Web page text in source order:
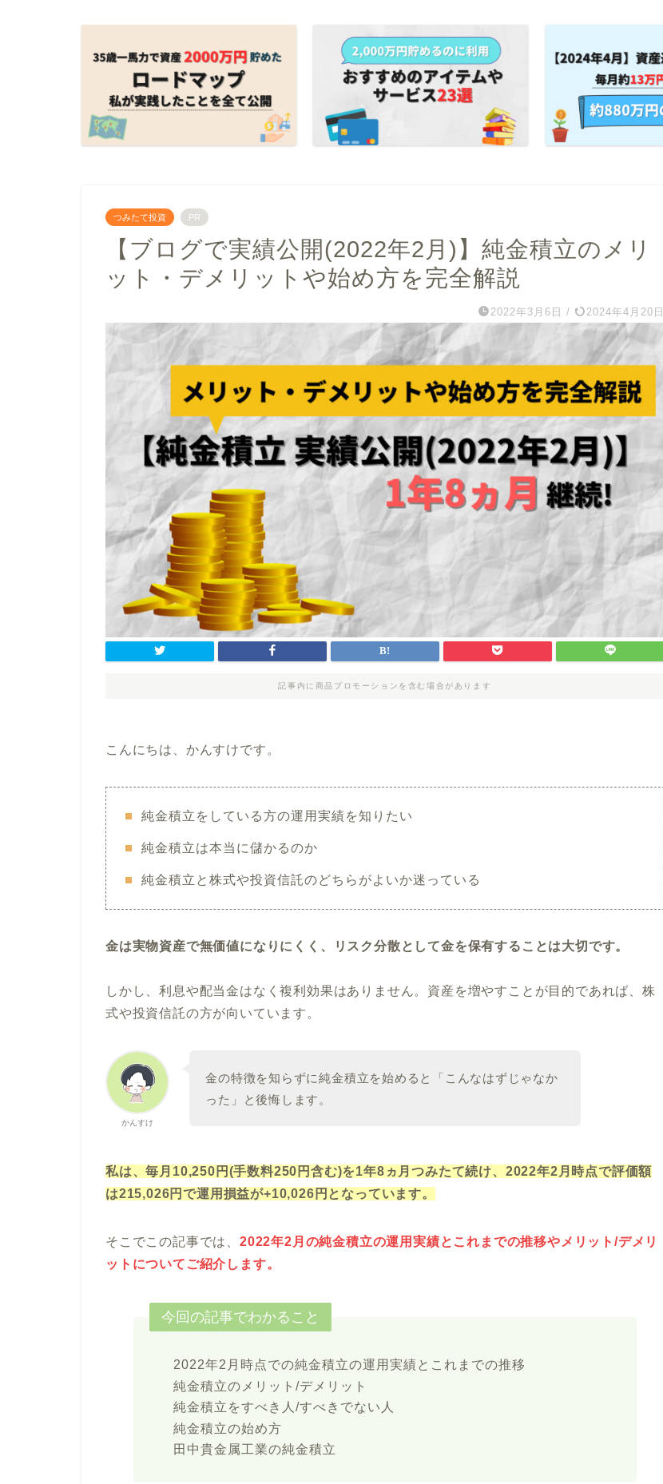
つみたて投資 PR
【ブログで実績公開(2022年2月)】純金積立のメリ
ット・デメリットや始め方を完全解説
2022年3月6日 / 2024年4月20日
記事内に商品プロモーションを含む場合があります
こんにちは、かんすけです。
純金積立をしている方の運用実績を知りたい
純金積立は本当に儲かるのか
純金積立と株式や投資信託のどちらがよいか迷っている
金は実物資産で無価値になりにくく、リスク分散として金を保有することは大切です。
しかし、利息や配当金はなく複利効果はありません。資産を増やすことが目的であれば、株
式や投資信託の方が向いています。
かんすけ
金の特徴を知らずに純金積立を始めると「こんなはずじゃなか
った」と後悔します。
私は、毎月10,250円(手数料250円含む)を1年8ヵ月つみたて続け、2022年2月時点で評価額
は215,026円で運用損益が+10,026円となっています。
そこでこの記事では、 2022年2月の純金積立の運用実績とこれまでの推移やメリット/デメリ
ットについてご紹介します。
今回の記事でわかること
2022年2月時点での純金積立の運用実績とこれまでの推移
純金積立のメリット/デメリット
純金積立をすべき人/すべきでない人
純金積立の始め方
田中貴金属工業の純金積立